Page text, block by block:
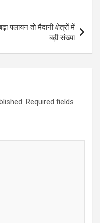
a
m
पलायन तो मैदानी क्षेत्रों में
बढ़ी संख्या
Required fields